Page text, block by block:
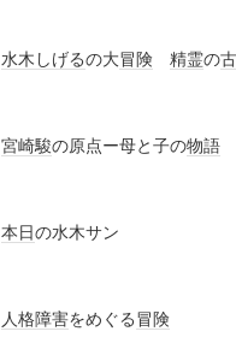
水木しげるの大冒険 精霊の
宮崎駿の原点ー母と子の物語
本日の水木
人格障害をめぐる冒険